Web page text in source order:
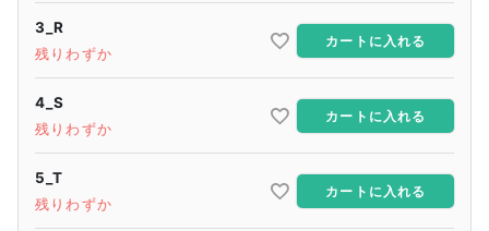
3_R
残りわずか
カートに入れる
4_S
残りわずか
カートに入れる
5_T
残りわずか
カートに入れる